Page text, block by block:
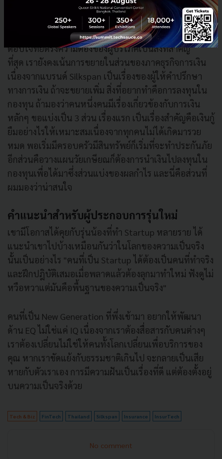
ภัยก็เหมือนกัน ซึ่งสิ่งนี้จึงเป็นที่มาที่ทำให้เกิด Silkspan ใน
วันนี้ แม้ฟังดูไอเดียจะเริ่มง่าย แต่ความเป็นจริง การเข้าใจ
พฤติกรรมของคนในประเทศนั้นๆ และพัฒนาบริการที่
ตอบโจทย์ตรงความต้องของผู้บริโภคเป็นสิ่งที่สำคัญ
ที่สุด เรายังคงเน้นการขยายในส่วนของภาคธุรกิจการเงิน
เนื่องจากแบรนด์ Silkspan เป็นเรื่องของผู้ให้คำปรึกษา
ทางการเงิน ถ้าจะขยายเพิ่ม สิ่งที่อยากทำคือการลงทุนใน
กองทุน ถ้ามองว่าคนหนึ่งคนมีเรื่องเกี่ยวข้องกับการเงิน
หลักๆ ขอแบ่งเป็น 3 ส่วน เรื่องแรก เป็นเรื่องสำคัญคือเงินกู้
ยืมอย่างไรให้เหมาะสมเนื่องจากทุกคนไม่ได้เกิดมารวย
หมด พอเริ่มมีครอบครัวมีสินทรัพย์ก็เริ่มที่จะทำประกันภัย
อีกส่วนคือวางแผนวัยเกษียณก็ต้องการนำเงินไปลงทุนใน
กองทุนเพื่อได้มาซึ่งส่วนแบ่งของผลกำไร และนี่คือส่วนที่
ผมมองว่าน่าสนใจ
คำแนะนำสำหรับผู้ประกอบการรุ่นใหม่
เขามีโอกาสได้คุยกับรุ่นน้องที่ทำ Startup หลายราย ได้
แนะนำเขาไปบ้างเหมือนกันว่าในโลกของความเป็นจริง
นั้นเป็นอย่างไร "คนที่เป็น Startup ได้ต้องเป็นคนที่ทำจริง
และฝึกปฎิบัติเสมอเมื่อพลาดแล้วต้องลุกมาทำใหม่ ฟังดูไม่
หวือหวาแต่มันคือพื้นฐานของความเป็นจริง"
คนที่เป็น New Generation ที่พึ่งเข้ามา อยากให้พัฒนา
ด้าน EQ ไม่ใช่แค่ IQ เนื่องจากเราต้องสื่อสารกับคนต่างๆ
เราต้องเปลี่ยนไม่ใช่ให้คนทั้งโลกเปลี่ยนเพื่อบริการของ
คุณ หากเราขัดแย้งกับธรรมชาติเกินไป จะกลายเป็นเสีย
หายกับตัวเราเอง การมีความฝันเป็นเรื่องที่ดี แต่ต้องตั้งอยู่
บนความเป็นจริงด้วย
Tech & Biz FinTech Thailand Silkspan Insurance InsurTech
No comment